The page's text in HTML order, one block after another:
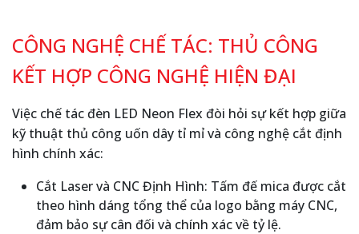
CÔNG NGHỆ CHẾ TÁC: THỦ CÔNG
KẾT HỢP CÔNG NGHỆ HIỆN ĐẠI
Việc chế tác đèn LED Neon Flex đòi hỏi sự kết hợp giữa
kỹ thuật thủ công uốn dây tỉ mỉ và công nghệ cắt định
hình chính xác:
Cắt Laser và CNC Định Hình: Tấm đế mica được cắt
theo hình dáng tổng thể của logo bằng máy CNC,
đảm bảo sự cân đối và chính xác về tỷ lệ.